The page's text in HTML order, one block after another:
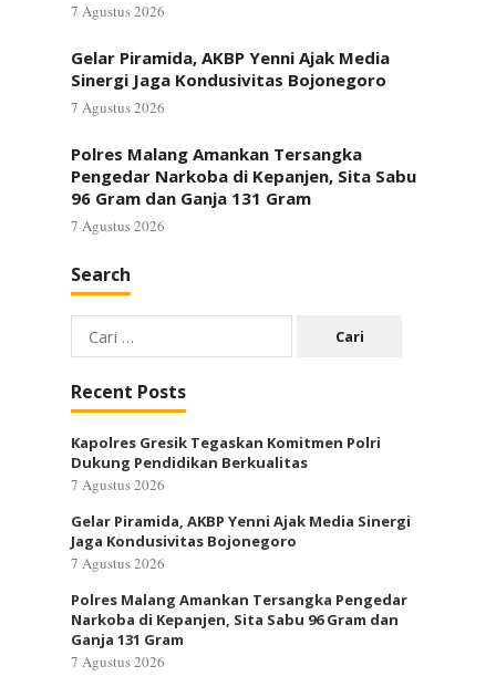
7 Agustus 2026
Gelar Piramida, AKBP Yenni Ajak Media
Sinergi Jaga Kondusivitas Bojonegoro
7 Agustus 2026
Polres Malang Amankan Tersangka
Pengedar Narkoba di Kepanjen, Sita Sabu
96 Gram dan Ganja 131 Gram
7 Agustus 2026
Search
Cari
untuk:
Recent Posts
Kapolres Gresik Tegaskan Komitmen Polri
Dukung Pendidikan Berkualitas
7 Agustus 2026
Gelar Piramida, AKBP Yenni Ajak Media Sinergi
Jaga Kondusivitas Bojonegoro
7 Agustus 2026
Polres Malang Amankan Tersangka Pengedar
Narkoba di Kepanjen, Sita Sabu 96 Gram dan
Ganja 131 Gram
7 Agustus 2026